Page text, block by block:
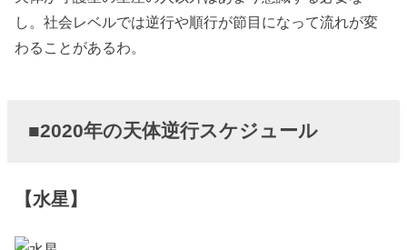
し。社会レベルでは逆行や順行が節目になって流れが変
わることがあるわ。
■2020年の天体逆行スケジュール
【水星】